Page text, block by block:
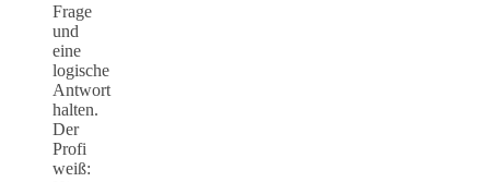
Frage
und
eine
logische
Antwort
halten.
Der
Profi
weiß: